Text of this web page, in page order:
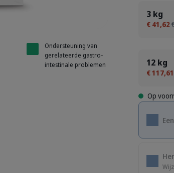
Ondersteuning van
gerelateerde gastro-
intestinale problemen
3 kg
€ 41,62
12 kg
€ 117,61
Op